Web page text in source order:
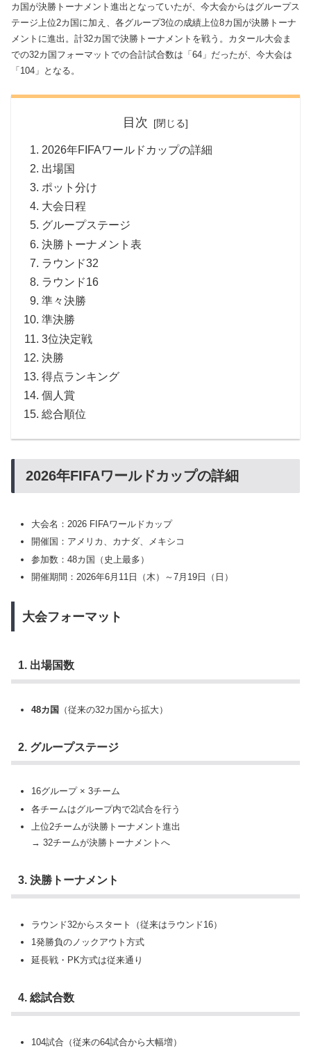
カ国が決勝トーナメント進出となっていたが、今大会からはグループス
テージ上位2カ国に加え、各グループ3位の成績上位8カ国が決勝トーナ
メントに進出。計32カ国で決勝トーナメントを戦う。カタール大会ま
での32カ国フォーマットでの合計試合数は「64」だったが、今大会は
「104」となる。
目次
2026年FIFAワールドカップの詳細
出場国
ポット分け
大会日程
グループステージ
決勝トーナメント表
ラウンド32
ラウンド16
準々決勝
準決勝
3位決定戦
決勝
得点ランキング
個人賞
総合順位
2026年FIFAワールドカップの詳細
大会名：2026 FIFAワールドカップ
開催国：アメリカ、カナダ、メキシコ
参加数：48カ国（史上最多）
開催期間：2026年6月11日（木）～7月19日（日）
大会フォーマット
1. 出場国数
48カ国 （従来の32カ国から拡大）
2. グループステージ
16グループ × 3チーム
各チームはグループ内で2試合を行う
上位2チームが決勝トーナメント進出
→ 32チームが決勝トーナメントへ
3. 決勝トーナメント
ラウンド32からスタート（従来はラウンド16）
1発勝負のノックアウト方式
延長戦・PK方式は従来通り
4. 総試合数
104試合（従来の64試合から大幅増）